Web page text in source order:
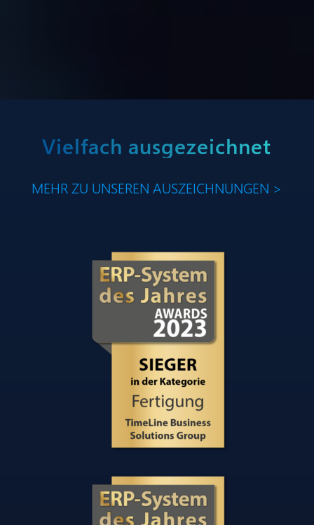
Vielfach ausgezeichnet
MEHR ZU UNSEREN AUSZEICHNUNGEN >